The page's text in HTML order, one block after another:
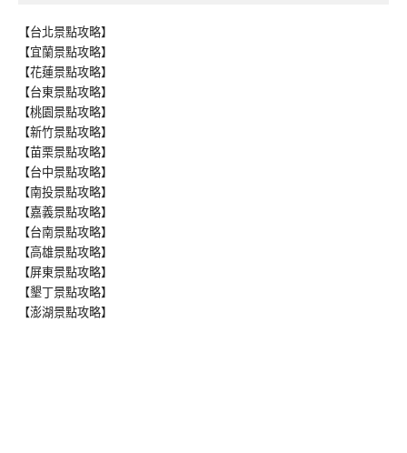
【台北景點攻略】
【宜蘭景點攻略】
【花蓮景點攻略】
【台東景點攻略】
【桃園景點攻略】
【新竹景點攻略】
【苗栗景點攻略】
【台中景點攻略】
【南投景點攻略】
【嘉義景點攻略】
【台南景點攻略】
【高雄景點攻略】
【屏東景點攻略】
【墾丁景點攻略】
【澎湖景點攻略】